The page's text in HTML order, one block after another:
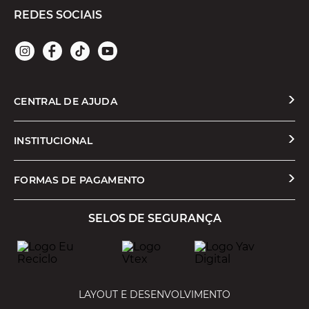
REDES SOCIAIS
CENTRAL DE AJUDA
Solicitar Troca ou Devolução
Formas de Pagamento
Cashback
INSTITUCIONAL
Quem Somos
Trabalhe Conosco
Política de Privacidade
FORMAS DE PAGAMENTO
SELOS DE SEGURANÇA
LAYOUT E DESENVOLVIMENTO